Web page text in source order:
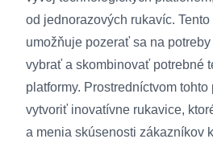
od jednorazových rukavíc.
umožňuje pozerať sa na
vybrať a skombinovať potrebné
platformy. Prostredníctvom
vytvoriť inovatívne rukavice,
a menia skúsenosti zákazníkov